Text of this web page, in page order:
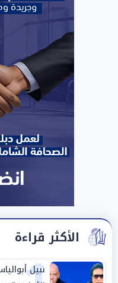
الأكثر قراءة
نبيل